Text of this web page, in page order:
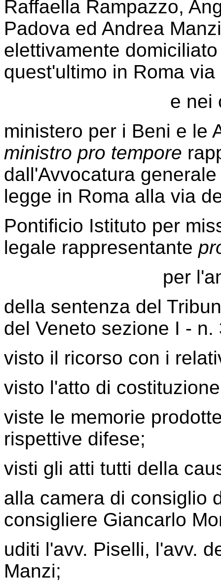
Raffaella Rampazzo,
Padova ed Andrea
elettivamente
quest'ultimo in Roma
e nei
ministero per i Beni e le
ministro pro tempore
dall'Avvocatura
legge in Roma alla via
Pontificio Istituto per
legale rappresentante
per
della sentenza del
del Veneto sezione I -
visto il ricorso con i
visto l'atto di
viste le memorie
rispettive difese;
visti gli atti tutti della
alla camera di consiglio
consigliere Giancarlo
uditi l'avv. Piselli, l'avv.
Manzi;